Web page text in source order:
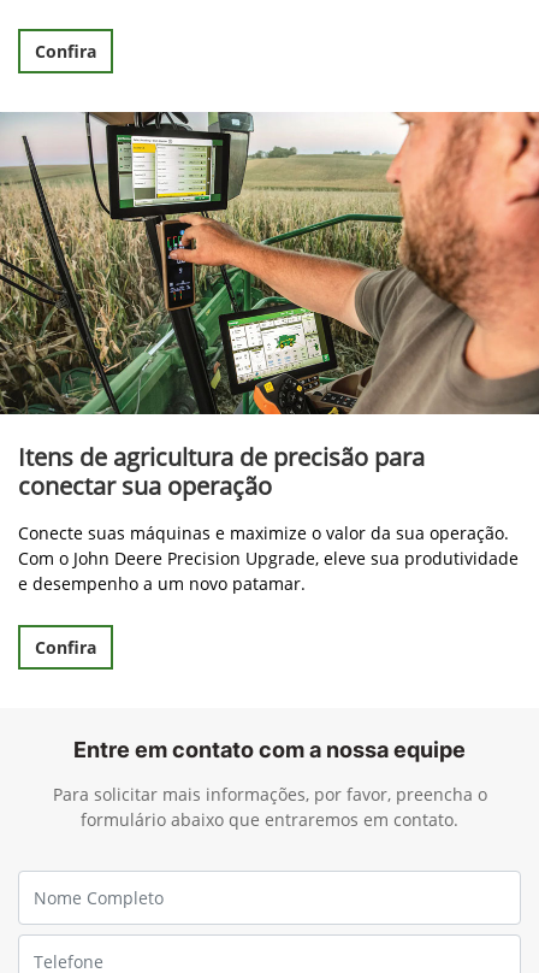
Confira
Itens de agricultura de precisão para
conectar sua operação
Conecte suas máquinas e maximize o valor da sua operação.
Com o John Deere Precision Upgrade, eleve sua produtividade
e desempenho a um novo patamar.
Confira
Entre em contato com a nossa equipe
Para solicitar mais informações, por favor, preencha o
formulário abaixo que entraremos em contato.